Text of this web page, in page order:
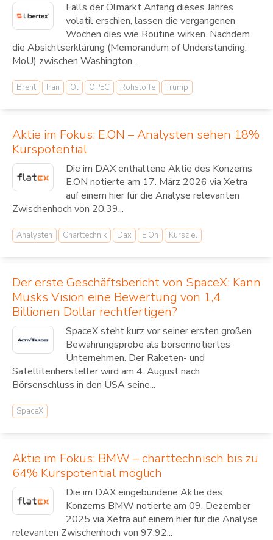
Falls der Ölmarkt Anfang dieses Jahres
volatil erschien, lassen die vergangenen
Wochen dies wie Routine wirken. Nachdem
die Absichtserklärung (Memorandum of Understanding,
MoU) zwischen Washington...
Brent Iran Öl OPEC Rohstoffe Trump
Aktie im Fokus: E.ON – Analysten sehen 18%
Kurspotential
Die im DAX enthaltene Aktie des Konzerns
E.ON notierte am 17. März 2026 via Xetra
auf einem hier für die Analyse relevanten
Zwischenhoch von 20,39...
Analysten Charttechnik Dax E.On Kursziel
Der erste Geschäftsbericht von SpaceX: Kann
Musks Vision eine Bewertung von 1,4
Billionen Dollar rechtfertigen?
SpaceX steht kurz vor seiner ersten großen
Bewährungsprobe als börsennotiertes
Unternehmen. Der Raketen- und
Satellitenhersteller wird am 4. August nach
Börsenschluss in den USA seine...
SpaceX
Aktie im Fokus: BMW – charttechnisch bis zu
64% Kurspotential möglich
Die im DAX eingebundene Aktie des
Konzerns BMW notierte am 09. Dezember
2025 via Xetra auf einem hier für die Analyse
relevanten Zwischenhoch von 97,92...